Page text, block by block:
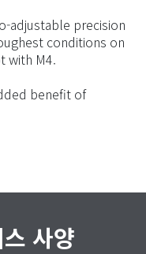
adjustable precision
conditions on
with M4.
benefit of
사양